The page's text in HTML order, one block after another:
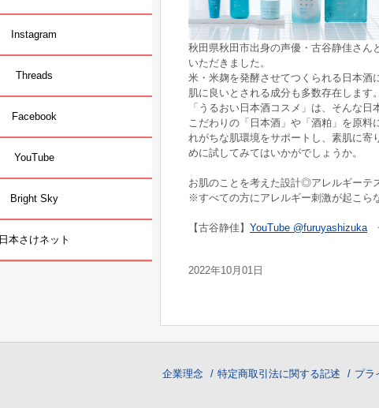
秋田県秋田市出身の声優・古谷静佳さん
いただきました。
米・米麹を発酵させてつくられる日本酒
肌に良いとされる成分も多数存在します。
「うるおい日本酒コスメ」は、そんな
こだわりの「日本酒」や「酒粕」を原
れがちな肌環境をサポートし、素肌に
めに試してみてはいかがでしょうか。
お肌のことを考えた設計◎アレルギー
※すべての方にアレルギー刺激が起こら
【古谷静佳】 YouTube @furuyashizuka
2022年10月01日
Instagram
Threads
Facebook
YouTube
Bright Sky
日本さけネット
企業理念 特定商取引法に関する記述 プラ